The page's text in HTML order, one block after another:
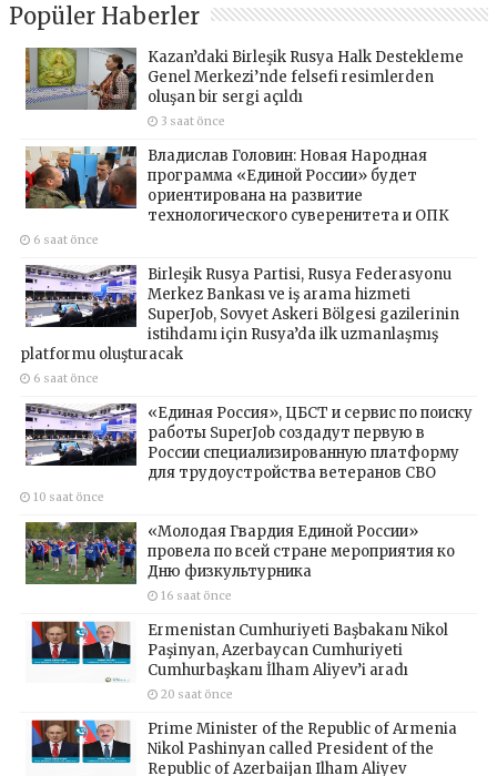
Popüler Haberler
Kazan’daki Birleşik Rusya Halk Destekleme
Genel Merkezi’nde felsefi resimlerden
oluşan bir sergi açıldı
3 saat önce
Владислав Головин: Новая Народная
программа «Единой России» будет
ориентирована на развитие
технологического суверенитета и ОПК
6 saat önce
Birleşik Rusya Partisi, Rusya Federasyonu
Merkez Bankası ve iş arama hizmeti
SuperJob, Sovyet Askeri Bölgesi gazilerinin
istihdamı için Rusya’da ilk uzmanlaşmış
platformu oluşturacak
6 saat önce
«Единая Россия», ЦБСТ и сервис по поиску
работы SuperJob создадут первую в
России специализированную платформу
для трудоустройства ветеранов СВО
10 saat önce
«Молодая Гвардия Единой России»
провела по всей стране мероприятия ко
Дню физкультурника
16 saat önce
Ermenistan Cumhuriyeti Başbakanı Nikol
Paşinyan, Azerbaycan Cumhuriyeti
Cumhurbaşkanı İlham Aliyev’i aradı
20 saat önce
Prime Minister of the Republic of Armenia
Nikol Pashinyan called President of the
Republic of Azerbaijan Ilham Aliyev